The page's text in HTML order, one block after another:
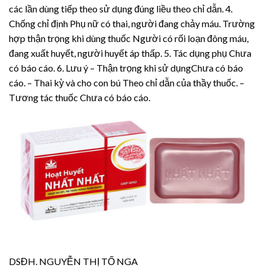
các lần dùng tiếp theo sử dụng đúng liều theo chỉ dẫn. 4.
Chống chỉ định Phụ nữ có thai, người đang chảy máu. Trường
hợp thận trọng khi dùng thuốc Người có rối loạn đông máu,
đang xuất huyết, người huyết áp thấp. 5. Tác dụng phụ Chưa
có báo cáo. 6. Lưu ý – Thận trọng khi sử dụng ​Chưa có báo
cáo. – Thai kỳ và cho con bú Theo chỉ dẫn của thầy thuốc. –
Tương tác thuốc Chưa có báo cáo.
DSĐH. NGUYỄN THỊ TỐ NGA